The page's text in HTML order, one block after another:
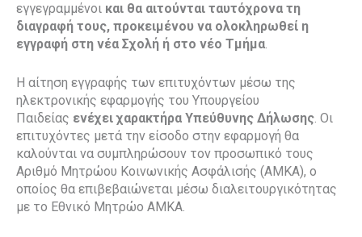
εγγεγραμμένοι και θα αιτούνται ταυτόχρονα τη
διαγραφή τους, προκειμένου να ολοκληρωθεί η
εγγραφή στη νέα Σχολή ή στο νέο Τμήμα.
Η αίτηση εγγραφής των επιτυχόντων μέσω της
ηλεκτρονικής εφαρμογής του Υπουργείου
Παιδείας ενέχει χαρακτήρα Υπεύθυνης Δήλωσης. Οι
επιτυχόντες μετά την είσοδο στην εφαρμογή θα
καλούνται να συμπληρώσουν τον προσωπικό τους
Αριθμό Μητρώου Κοινωνικής Ασφάλισής (ΑΜΚΑ), ο
οποίος θα επιβεβαιώνεται μέσω διαλειτουργικότητας
με το Εθνικό Μητρώο ΑΜΚΑ.